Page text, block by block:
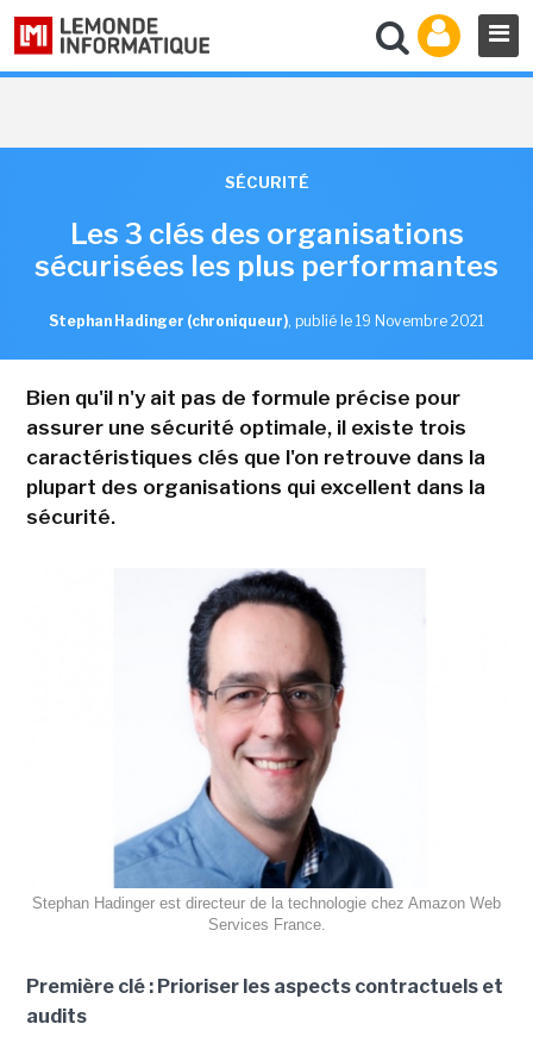
SÉCURITÉ
Les 3 clés des organisations
sécurisées les plus performantes
Stephan Hadinger (chroniqueur), publié le 19 Novembre 2021
Bien qu'il n'y ait pas de formule précise pour
assurer une sécurité optimale, il existe trois
caractéristiques clés que l'on retrouve dans la
plupart des organisations qui excellent dans la
sécurité.
Stephan Hadinger est directeur de la technologie chez Amazon Web
Services France.
Première clé : Prioriser les aspects contractuels et
audits